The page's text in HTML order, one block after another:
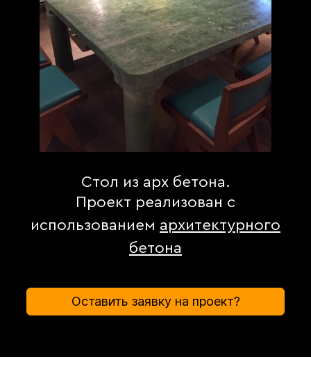
Стол из арх бетона.
Проект реализован с
использованием архитектурного
бетона
Оставить заявку на проект?